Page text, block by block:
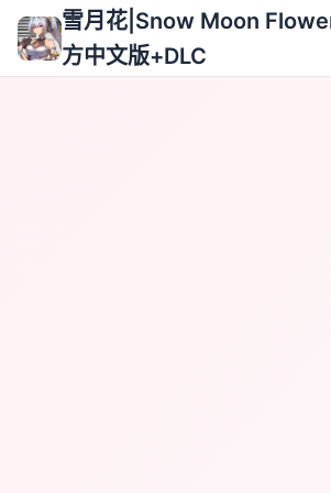
雪月花|Snow Moon
方中文版+DLC